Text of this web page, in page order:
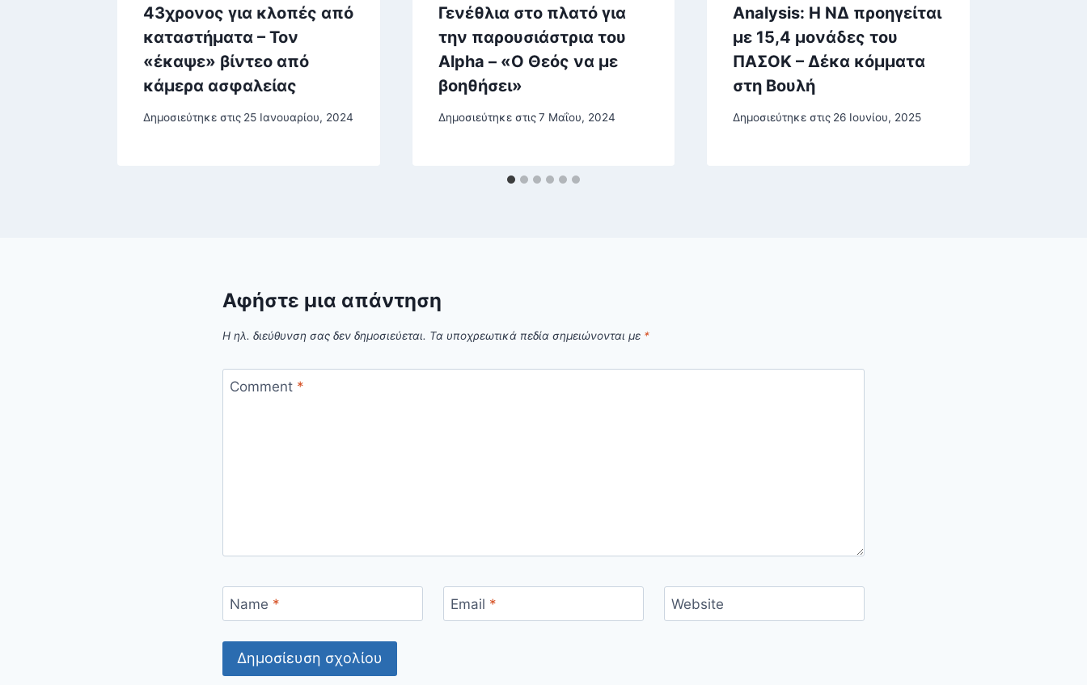
43χρονος για κλοπές από
καταστήματα – Τον
«έκαψε» βίντεο από
κάμερα ασφαλείας
Δημοσιεύτηκε στις 25 Ιανουαρίου, 2024
Γενέθλια στο πλατό για
την παρουσιάστρια του
Alpha – «Ο Θεός να με
βοηθήσει»
Δημοσιεύτηκε στις 7 Μαΐου, 2024
Analysis: Η ΝΔ προηγείται
με 15,4 μονάδες του
ΠΑΣΟΚ – Δέκα κόμματα
στη Βουλή
Δημοσιεύτηκε στις 26 Ιουνίου, 2025
Αφήστε μια απάντηση
Η ηλ. διεύθυνση σας δεν δημοσιεύεται. Τα υποχρεωτικά πεδία σημειώνονται με *
Comment *
Name * Email * Website